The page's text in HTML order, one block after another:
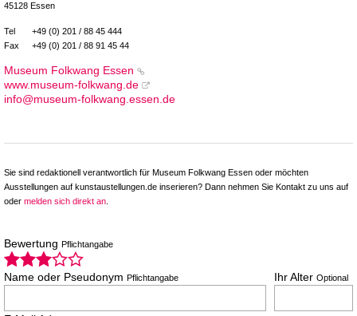
45128 Essen
Tel
+49 (0) 201 / 88 45 444
Fax
+49 (0) 201 / 88 91 45 44
Museum Folkwang Essen
www.museum-folkwang.de
info@museum-folkwang.essen.de
Sie sind redaktionell verantwortlich für Museum Folkwang Essen oder möchten
Ausstellungen auf kunstaustellungen.de inserieren? Dann nehmen Sie Kontakt zu uns auf
oder melden sich direkt an
Bewertung Pflichtangabe
Name oder Pseudonym Pflichtangabe Ihr Alter Optional